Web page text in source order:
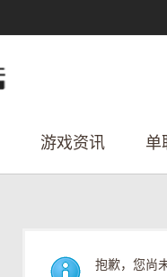
游戏资讯 单
抱歉，您尚